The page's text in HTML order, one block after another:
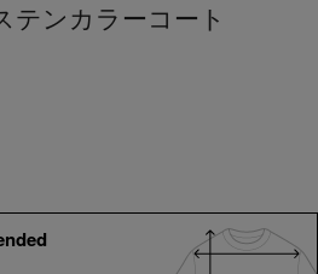
テンカラーコート